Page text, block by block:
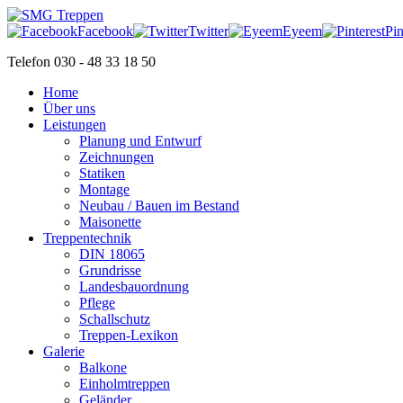
Facebook Twitter Eyeem
Telefon 030 - 48 33 18 50
Home
Über uns
Leistungen
Planung und Entwurf
Zeichnungen
Statiken
Montage
Neubau / Bauen im Bestand
Maisonette
Treppentechnik
DIN 18065
Grundrisse
Landesbauordnung
Pflege
Schallschutz
Treppen-Lexikon
Galerie
Balkone
Einholmtreppen
Geländer